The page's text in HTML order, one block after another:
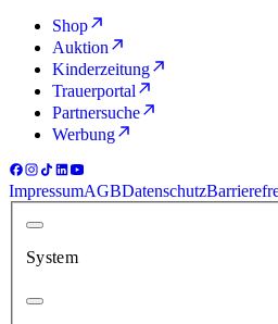
Shop
Auktion
Kinderzeitung
Trauerportal
Partnersuche
Werbung
ImpressumAGBDatenschutz
System